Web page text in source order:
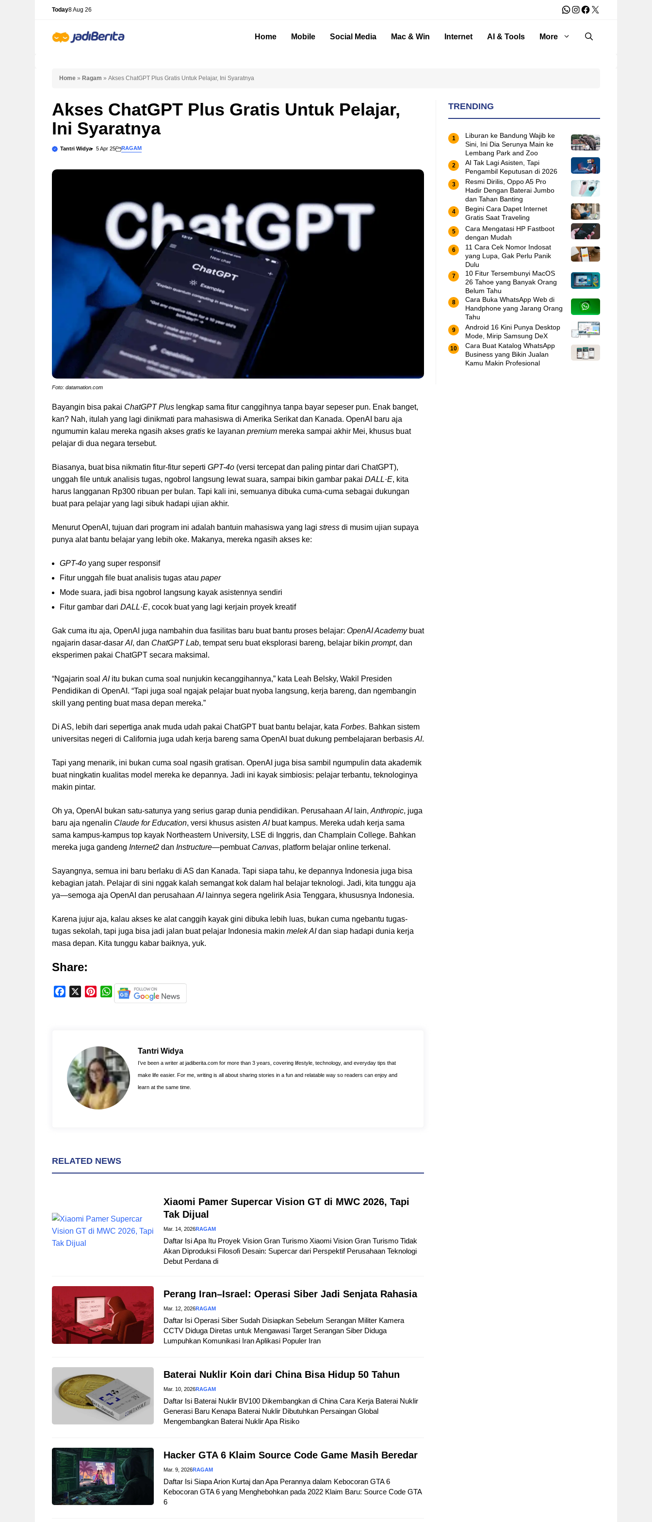
Today8 Aug 26 WhatsApp
Instagram
Facebook
X
Home Mobile Social Media Mac & Win Internet AI & Tools More
Home » Ragam » Akses ChatGPT Plus Gratis Untuk Pelajar, Ini Syaratnya
Akses ChatGPT Plus Gratis Untuk Pelajar,
Ini Syaratnya
Tantri Widya 5 Apr 25 RAGAM
Foto: datamation.com
Bayangin bisa pakai ChatGPT Plus lengkap sama fitur canggihnya tanpa bayar sepeser pun. Enak banget,
kan? Nah, itulah yang lagi dinikmati para mahasiswa di Amerika Serikat dan Kanada. OpenAI baru aja
ngumumin kalau mereka ngasih akses gratis ke layanan premium mereka sampai akhir Mei, khusus buat
pelajar di dua negara tersebut.
Biasanya, buat bisa nikmatin fitur-fitur seperti GPT-4o (versi tercepat dan paling pintar dari ChatGPT),
unggah file untuk analisis tugas, ngobrol langsung lewat suara, sampai bikin gambar pakai DALL·E, kita
harus langganan Rp300 ribuan per bulan. Tapi kali ini, semuanya dibuka cuma-cuma sebagai dukungan
buat para pelajar yang lagi sibuk hadapi ujian akhir.
Menurut OpenAI, tujuan dari program ini adalah bantuin mahasiswa yang lagi stress di musim ujian supaya
punya alat bantu belajar yang lebih oke. Makanya, mereka ngasih akses ke:
GPT-4o yang super responsif
Fitur unggah file buat analisis tugas atau paper
Mode suara, jadi bisa ngobrol langsung kayak asistennya sendiri
Fitur gambar dari DALL·E, cocok buat yang lagi kerjain proyek kreatif
Gak cuma itu aja, OpenAI juga nambahin dua fasilitas baru buat bantu proses belajar: OpenAI Academybuat
ngajarin dasar-dasarAI, dan ChatGPT Lab, tempat seru buat eksplorasi bareng, belajar bikin prompt, dan
eksperimen pakai ChatGPT secara maksimal.
“Ngajarin soalAIitu bukan cuma soal nunjukin kecanggihannya,” kata Leah Belsky, Wakil Presiden
Pendidikan di OpenAI. “Tapi juga soal ngajak pelajar buat nyoba langsung, kerja bareng, dan ngembangin
skill yang penting buat masa depan mereka.”
Di AS, lebih dari sepertiga anak muda udah pakai ChatGPT buat bantu belajar, kata Forbes. Bahkan sistem
universitas negeri di California juga udah kerja bareng sama OpenAI buat dukung pembelajaran berbasisAI.
Tapi yang menarik, ini bukan cuma soal ngasih gratisan. OpenAI juga bisa sambil ngumpulin data akademik
buat ningkatin kualitas model mereka ke depannya. Jadi ini kayak simbiosis: pelajar terbantu, teknologinya
makin pintar.
Oh ya, OpenAI bukan satu-satunya yang serius garap dunia pendidikan. PerusahaanAIlain,Anthropic, juga
baru aja ngenalin Claude for Education, versi khusus asistenAIbuat kampus. Mereka udah kerja sama
sama kampus-kampus top kayak Northeastern University, LSE di Inggris, dan Champlain College. Bahkan
mereka juga gandeng Internet2 dan Instructure—pembuat Canvas, platform belajar online terkenal.
Sayangnya, semua ini baru berlaku di AS dan Kanada. Tapi siapa tahu, ke depannya Indonesia juga bisa
kebagian jatah. Pelajar di sini nggak kalah semangat kok dalam hal belajar teknologi. Jadi, kita tunggu aja
ya—semoga aja OpenAI dan perusahaanAIlainnya segera ngelirik Asia Tenggara, khususnya Indonesia.
Karena jujur aja, kalau akses ke alat canggih kayak gini dibuka lebih luas, bukan cuma ngebantu tugas-
tugas sekolah, tapi juga bisa jadi jalan buat pelajar Indonesia makin melek AIdan siap hadapi dunia kerja
masa depan. Kita tunggu kabar baiknya, yuk.
Share:
k
e
s
t
W
h
A
p
p
Tantri Widya
I’ve been a writer at jadiberita.com for more than 3 years, covering lifestyle, technology, and everyday tips that
make life easier. For me, writing is all about sharing stories in a fun and relatable way so readers can enjoy and
learn at the same time.
RELATED NEWS
Xiaomi Pamer Supercar Vision GT di MWC 2026, Tapi
Tak Dijual
Mar. 14, 2026RAGAM
Daftar Isi Apa Itu Proyek Vision Gran Turismo Xiaomi Vision Gran Turismo Tidak
Akan Diproduksi Filosofi Desain: Supercar dari Perspektif Perusahaan Teknologi
Debut Perdana di
Perang Iran–Israel: Operasi Siber Jadi Senjata Rahasia
Mar. 12, 2026RAGAM
Daftar Isi Operasi Siber Sudah Disiapkan Sebelum Serangan Militer Kamera
CCTV Diduga Diretas untuk Mengawasi Target Serangan Siber Diduga
Lumpuhkan Komunikasi Iran Aplikasi Populer Iran
Baterai Nuklir Koin dari China Bisa Hidup 50 Tahun
Mar. 10, 2026RAGAM
Daftar Isi Baterai Nuklir BV100 Dikembangkan di China Cara Kerja Baterai Nuklir
Generasi Baru Kenapa Baterai Nuklir Dibutuhkan Persaingan Global
Mengembangkan Baterai Nuklir Apa Risiko
Hacker GTA 6 Klaim Source Code Game Masih Beredar
Mar. 9, 2026RAGAM
Daftar Isi Siapa Arion Kurtaj dan Apa Perannya dalam Kebocoran GTA 6
Kebocoran GTA 6 yang Menghebohkan pada 2022 Klaim Baru: Source Code GTA
6
TRENDING
Liburan ke Bandung Wajib ke
Sini, Ini Dia Serunya Main ke
Lembang Park and Zoo
AI Tak Lagi Asisten, Tapi
Pengambil Keputusan di 2026
Resmi Dirilis, Oppo A5 Pro
Hadir Dengan Baterai Jumbo
dan Tahan Banting
Begini Cara Dapet Internet
Gratis Saat Traveling
Cara Mengatasi HP Fastboot
dengan Mudah
11 Cara Cek Nomor Indosat
yang Lupa, Gak Perlu Panik
Dulu
10 Fitur Tersembunyi MacOS
26 Tahoe yang Banyak Orang
Belum Tahu
Cara Buka WhatsApp Web di
Handphone yang Jarang Orang
Tahu
Android 16 Kini Punya Desktop
Mode, Mirip Samsung DeX
Cara Buat Katalog WhatsApp
Business yang Bikin Jualan
Kamu Makin Profesional